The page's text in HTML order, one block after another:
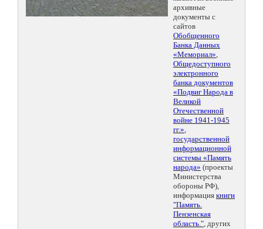
архивные
документы с
сайтов
Обобщенного
Банка Данных
«Мемориал»,
Общедоступного
электронного
банка документов
«Подвиг Народа в
Великой
Отечественной
войне 1941-1945
гг.»,
государственной
информационной
системы «Память
народа» (проекты
Министерства
обороны РФ),
информация книги
"Память.
Пензенская
область.", других